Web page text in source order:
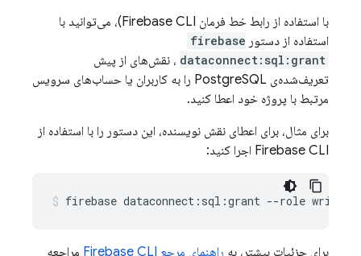
با استفاده از رابط خط فرمان FirebaseCLI)، می‌توانید با
استفاده از دستور firebase
dataconnect:sql:grant ، نقش‌های از پیش
تعریف‌شده‌ی PostgreSQL را به کاربران یا حساب‌های سرویس
مرتبط با پروژه خود اعطا کنید.
برای مثال، برای اعطای نقش نویسنده، این دستور را با استفاده از
Firebase CLI اجرا کنید:
firebase dataconnect:sql:grant --role writer
برای جزئیات بیشتر، به راهنمای مرجع Firebase CLI مراجعه